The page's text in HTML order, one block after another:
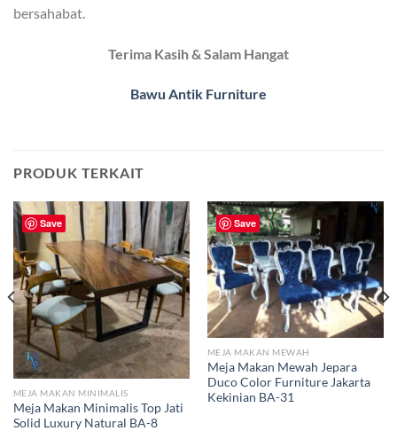
bersahabat.
Terima Kasih & Salam Hangat
Bawu Antik Furniture
PRODUK TERKAIT
Save
MEJA MAKAN MINIMALIS
Meja Makan Minimalis Top Jati
Solid Luxury Natural BA-8
Save
MEJA MAKAN MEWAH
Meja Makan Mewah Jepara
Duco Color Furniture Jakarta
Kekinian BA-31